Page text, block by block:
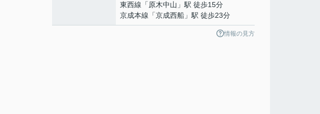
東西線 「 原木中山 」駅 徒歩15分
京成本線 「京成西船 」駅 徒歩23分
情報の見方